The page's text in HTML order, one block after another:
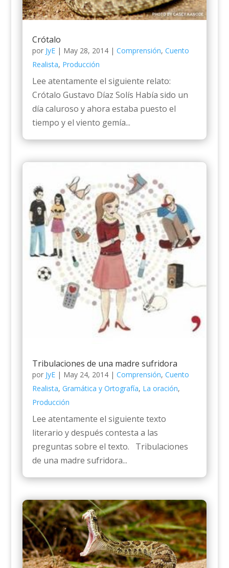
Crótalo
por JyE| May 28, 2014| Comprensión, Cuento
Realista, Producción
Lee atentamente el siguiente relato:
Crótalo Gustavo Díaz Solís Había sido un
día caluroso y ahora estaba puesto el
tiempo y el viento gemía...
Tribulaciones de una madre sufridora
por JyE| May 24, 2014| Comprensión, Cuento
Realista, Gramática y Ortografía, La oración,
Producción
Lee atentamente el siguiente texto
literario y después contesta a las
preguntas sobre el texto. Tribulaciones
de una madre sufridora...